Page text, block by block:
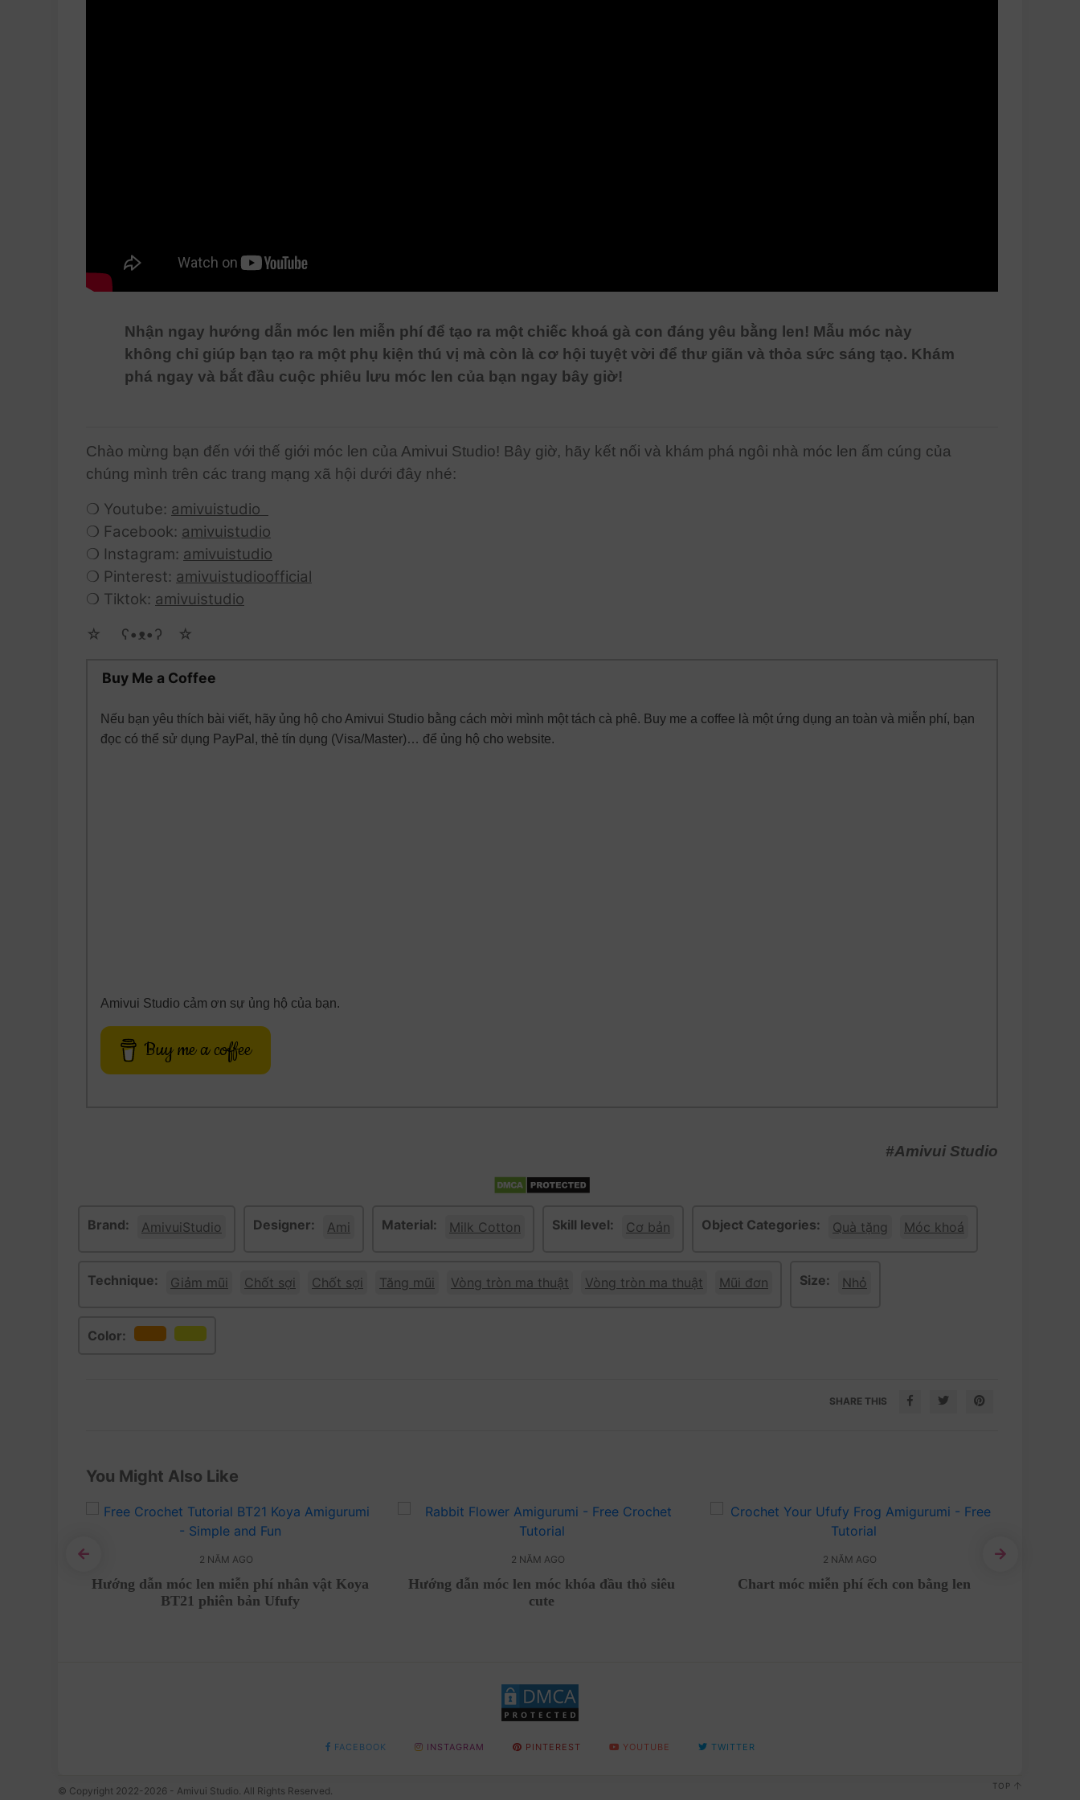
Nhận ngay hướng dẫn móc len miễn phí để tạo ra một chiếc khoá gà con đáng yêu bằng len! Mẫu móc này
không chỉ giúp bạn tạo ra một phụ kiện thú vị mà còn là cơ hội tuyệt vời để thư giãn và thỏa sức sáng tạo. Khám
phá ngay và bắt đầu cuộc phiêu lưu móc len của bạn ngay bây giờ!
Chào mừng bạn đến với thế giới móc len của Amivui Studio! Bây giờ, hãy kết nối và khám phá ngôi nhà móc len ấm cúng của
chúng mình trên các trang mạng xã hội dưới đây nhé:
❍ Youtube: amivuistudio
❍ Facebook: amivuistudio
❍ Instagram: amivuistudio
❍ Pinterest: amivuistudioofficial
❍ Tiktok: amivuistudio
☆ゝ ʕ•ᴥ•ʔゝ☆
Buy Me a Coffee
Nếu bạn yêu thích bài viết, hãy ủng hộ cho Amivui Studio bằng cách mời mình một tách cà phê. Buy me a coffee là một ứng dụng an toàn và miễn phí, bạn
đọc có thể sử dụng PayPal, thẻ tín dụng (Visa/Master)… để ủng hộ cho website.
Amivui Studio cảm ơn sự ủng hộ của bạn.
Buy me a coffee
#Amivui Studio
Brand: AmivuiStudio Designer: Ami Material: Milk Cotton Skill level: Cơ bản Object Categories: Quà tặng Móc khoá
Technique: Giảm mũi Chốt sợi Chốt sợi Tăng mũi Vòng tròn ma thuật Vòng tròn ma thuật Mũi đơn Size: Nhỏ
Color:
SHARE THIS
You Might Also Like
2 NĂM AGO
Hướng dẫn móc len miễn phí nhân vật Koya
BT21 phiên bản Ufufy
2 NĂM AGO
Hướng dẫn móc len móc khóa đầu thỏ siêu
cute
2 NĂM AGO
Chart móc miễn phí ếch con bằng len
FACEBOOK INSTAGRAM PINTEREST YOUTUBE TWITTER
© Copyright 2022-2026 - Amivui Studio. All Rights Reserved. TOP